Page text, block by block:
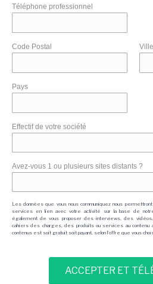
Téléphone professionnel
Code Postal Ville
Pays
Effectif de votre société
Avez-vous 1 ou plusieurs sites distants ?
Les données que vous nous communiquez nous
services en lien avec votre activité sur la base de
également de vous proposer des interviews, des
cahiers des charges, des produits ou services au
contenus est soit gratuit soit payant, selon l'offre que vous